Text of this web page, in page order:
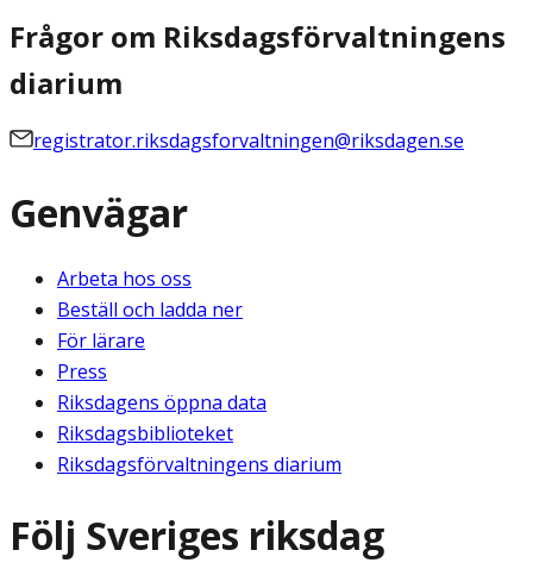
Frågor om Riksdagsförvaltningens
diarium
registrator.riksdagsforvaltningen@riksdagen.se
Genvägar
Arbeta hos oss
Beställ och ladda ner
För lärare
Press
Riksdagens öppna data
Riksdagsbiblioteket
Riksdagsförvaltningens diarium
Följ Sveriges riksdag